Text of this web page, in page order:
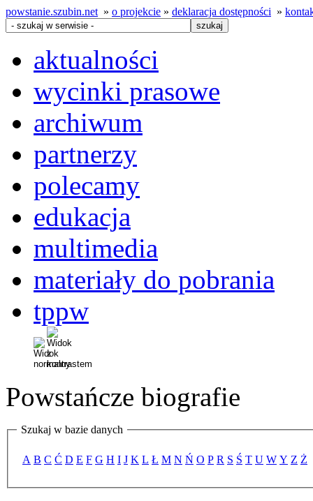
powstanie.szubin.net » o projekcie » deklaracja dostępności »
aktualności
wycinki prasowe
archiwum
partnerzy
polecamy
edukacja
multimedia
materiały do pobrania
tppw
Powstańcze biografie
Szukaj w bazie danych
A B C Ć D E F G H I J K L Ł M N Ń O P R S Ś T U W Y Z Ż